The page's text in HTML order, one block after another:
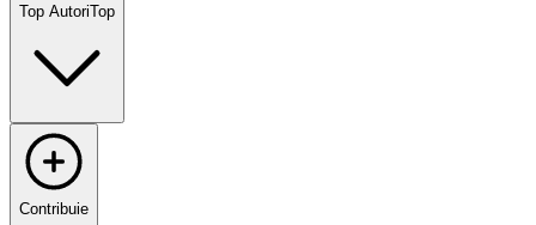
Top AutoriTop
Contribuie